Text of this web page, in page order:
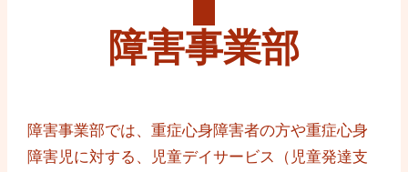
障害事業部
障害事業部では、重症心身障害者の方や重症心身
障害児に対する、児童デイサービス（児童発達支